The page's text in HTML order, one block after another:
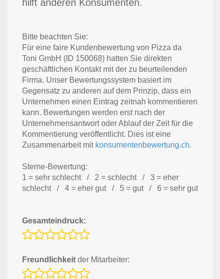
hilft anderen Konsumenten.
Bitte beachten Sie:
Für eine faire Kundenbewertung von Pizza da
Toni GmbH (ID 150068) hatten Sie direkten
geschäftlichen Kontakt mit der zu beurteilenden
Firma. Unser Bewertungssystem basiert im
Gegensatz zu anderen auf dem Prinzip, dass ein
Unternehmen einen Eintrag zeitnah kommentieren
kann. Bewertungen werden erst nach der
Unternehmensantwort oder Ablauf der Zeit für die
Kommentierung veröffentlicht. Dies ist eine
Zusammenarbeit mit konsumentenbewertung.ch.
Sterne-Bewertung:
1 = sehr schlecht / 2 = schlecht / 3 = eher
schlecht / 4 = eher gut / 5 = gut / 6 = sehr gut
Gesamteindruck:
Freundlichkeit der Mitarbeiter: